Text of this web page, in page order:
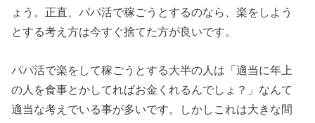
ょう。正直、パパ活で稼ごうとするのなら、楽をしよう
とする考え方は今すぐ捨てた方が良いです。
パパ活で楽をして稼ごうとする大半の人は「適当に年上
の人を食事とかしてればお金くれるんでしょ？」なんて
適当な考えでいる事が多いです。しかしこれは大きな間